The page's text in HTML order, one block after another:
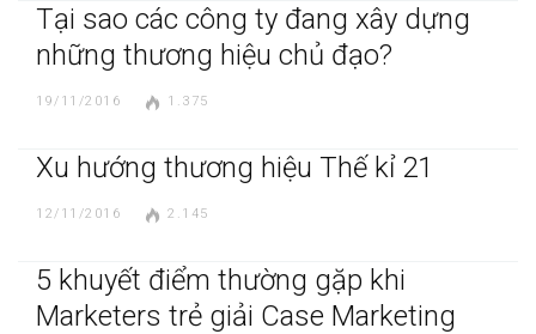
Tại sao các công ty đang xây dựng
những thương hiệu chủ đạo?
19/11/2016 1.375
Xu hướng thương hiệu Thế kỉ 21
12/11/2016 2.145
5 khuyết điểm thường gặp khi
Marketers trẻ giải Case Marketing